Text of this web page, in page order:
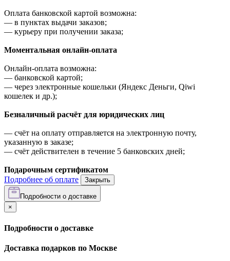
Оплата банковской картой возможна:
— в пунктах выдачи заказов;
— курьеру при получении заказа;
Моментальная онлайн-оплата
Онлайн-оплата возможна:
— банковской картой;
— через электронные кошельки (Яндекс Деньги, Qiwi
кошелек и др.);
Безналичный расчёт для юридических лиц
— счёт на оплату отправляется на электронную почту,
указанную в заказе;
— счёт действителен в течение 5 банковских дней;
Подарочным сертификатом
Подробнее об оплате
Закрыть
Подробности о доставке
×
Подробности о доставке
Доставка подарков по Москве